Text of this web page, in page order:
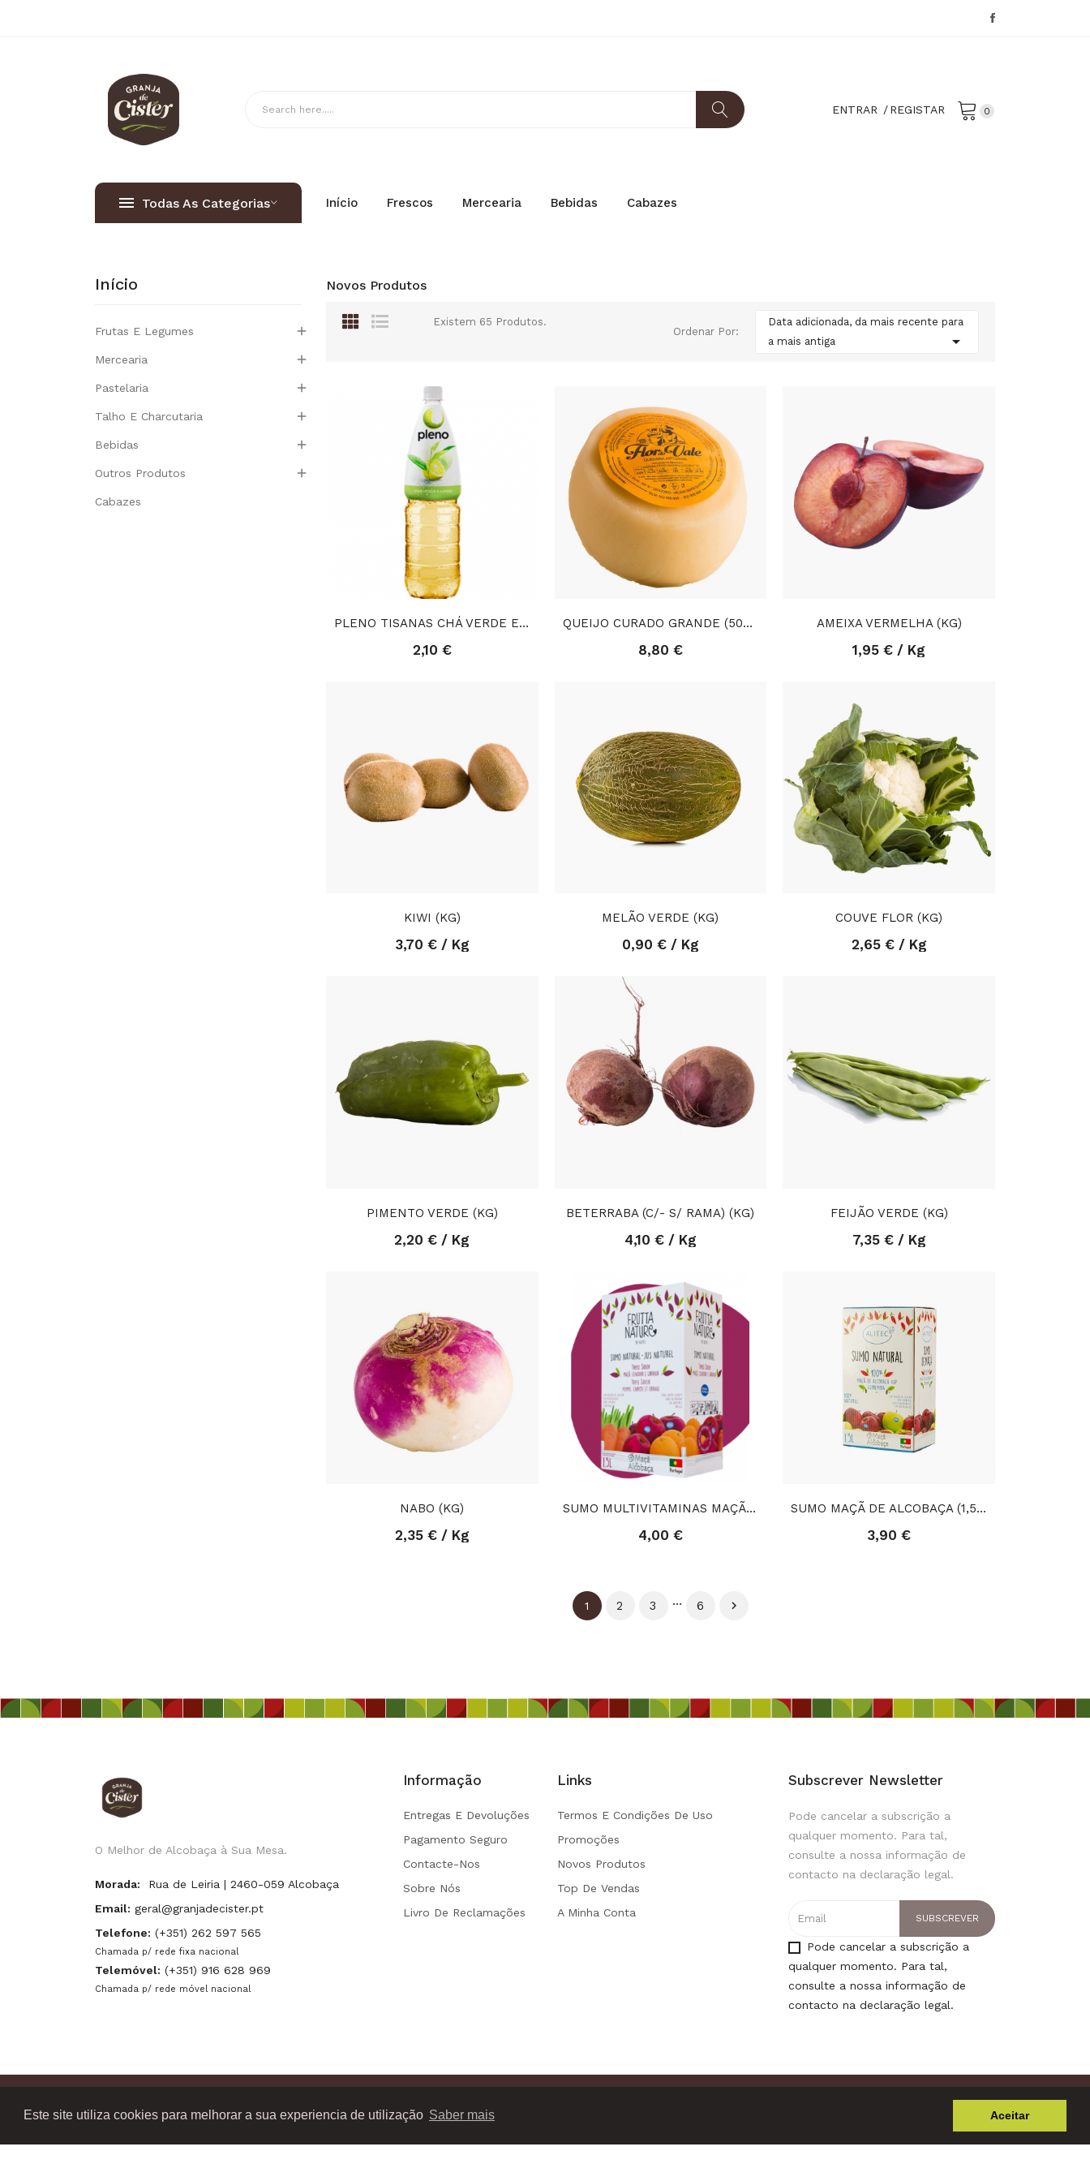
Este site utiliza cookies para melhorar a sua experiencia de utilização Saber mais Aceitar
0
ENTRAR REGISTAR
Todas As Categorias Início Frescos Mercearia Bebidas Cabazes
Início
Frutas E Legumes 
Mercearia 
Pastelaria 
Talho E Charcutaria 
Bebidas 
Outros Produtos 
Cabazes
Novos Produtos
Existem 65 Produtos.
Ordenar Por:
Data adicionada, da mais recente para
a mais antiga

PLENO TISANAS CHÁ VERDE E LIMÃO (1,5 LT)
2,10 €
QUEIJO CURADO GRANDE (500gr)
8,80 €
AMEIXA VERMELHA (KG)
1,95 € / Kg
KIWI (KG)
3,70 € / Kg
MELÃO VERDE (KG)
0,90 € / Kg
COUVE FLOR (KG)
2,65 € / Kg
PIMENTO VERDE (KG)
2,20 € / Kg
BETERRABA (C/- S/ RAMA) (KG)
4,10 € / Kg
FEIJÃO VERDE (KG)
7,35 € / Kg
NABO (KG)
2,35 € / Kg
SUMO MULTIVITAMINAS MAÇÃ-CENOURA-LARANJA (1,5L)
4,00 €
SUMO MAÇÃ DE ALCOBAÇA (1,5L)
3,90 €
1 2 3 … 6 
O Melhor de Alcobaça à Sua Mesa.
Morada:
Rua de Leiria | 2460-059 Alcobaça
Email: geral@granjadecister.pt
Telefone: (+351) 262 597 565
Chamada p/ rede fixa nacional
Telemóvel: (+351) 916 628 969
Chamada p/ rede móvel nacional
Informação
Entregas E Devoluções
Pagamento Seguro
Contacte-Nos
Sobre Nós
Livro De Reclamações
Links
Termos E Condições De Uso
Promoções
Novos Produtos
Top De Vendas
A Minha Conta
Subscrever Newsletter
Pode cancelar a subscrição a
qualquer momento. Para tal,
consulte a nossa informação de
contacto na declaração legal.
Pode cancelar a subscrição a
qualquer momento. Para tal,
consulte a nossa informação de
contacto na declaração legal.
Copyright 2021. Granja de Cister. Todos os direitos reservados.
Powered byTRIGÉNIUS